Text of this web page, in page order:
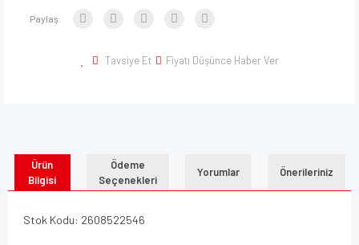
Paylaş:
Tavsiye Et Fiyatı Düşünce Haber Ver
Ürün
Bilgisi
Ödeme
Seçenekleri
Yorumlar Önerileriniz
Stok Kodu: 2608522546